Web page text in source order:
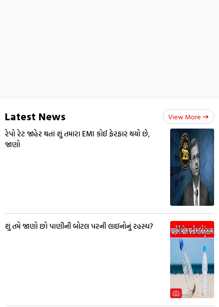
Latest News View More
રેપો રેટ જાહેર થતાં શું તમારા EMI કોઈ ફેરફાર થયો છે,
જાણો
શું તમે જાણો છો પાણીની બોટલ પરની લાઇનોનું રહસ્ય?